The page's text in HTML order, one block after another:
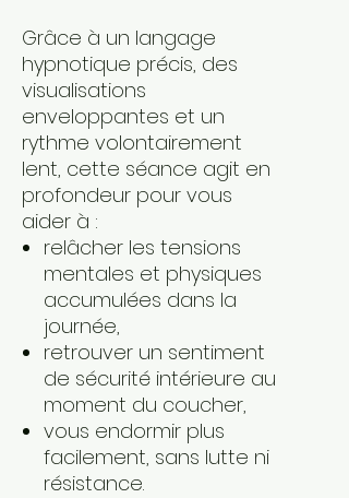
Grâce à un langage
hypnotique précis, des
visualisations
enveloppantes et un
rythme volontairement
lent, cette séance agit en
profondeur pour vous
aider à :
relâcher les tensions
mentales et physiques
accumulées dans la
journée,
retrouver un sentiment
de sécurité intérieure au
moment du coucher,
vous endormir plus
facilement, sans lutte ni
résistance.